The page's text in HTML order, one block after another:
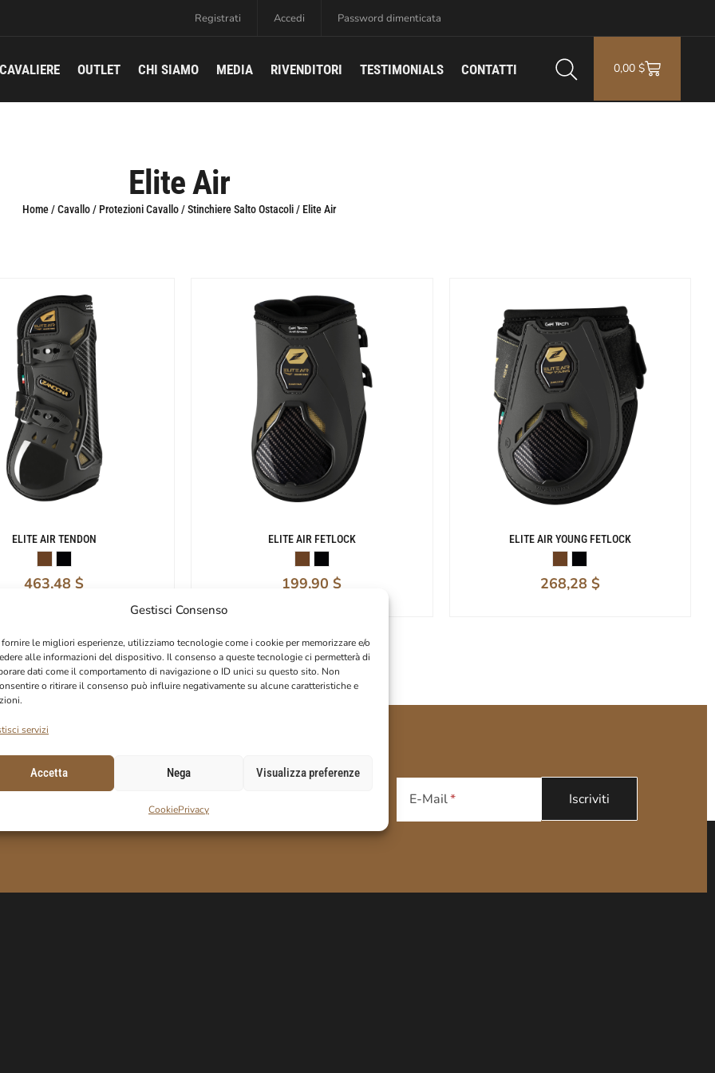
Gestisci Consenso
fornire le migliori esperienze, utilizziamo tecnologie come i cookie per memorizzare e/o
alle informazioni del dispositivo. Il consenso a queste tecnologie ci permetterà di
dati come il comportamento di navigazione o ID unici su questo sito. Non
o ritirare il consenso può influire negativamente su alcune caratteristiche e
servizi
Accetta Nega Visualizza preferenze
CookiePrivacy
Registrati Accedi Password dimenticata
CAVALIERE OUTLET CHI SIAMO MEDIA RIVENDITORI TESTIMONIALS CONTATTI 0,00 $
Elite Air
Home/Cavallo/ Protezioni Cavallo/Stinchiere Salto Ostacoli/ Elite Air
ELITE AIR TENDON
463,48$
ELITE AIR FETLOCK
199,90$
ELITE AIR YOUNG FETLOCK
268,28 $
sconto.
E-Mail